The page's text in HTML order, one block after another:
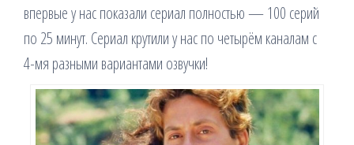
впервые у нас показали сериал полностью — 100 серий
по 25 минут. Сериал крутили у нас по четырём каналам с
4-мя разными вариантами озвучки!